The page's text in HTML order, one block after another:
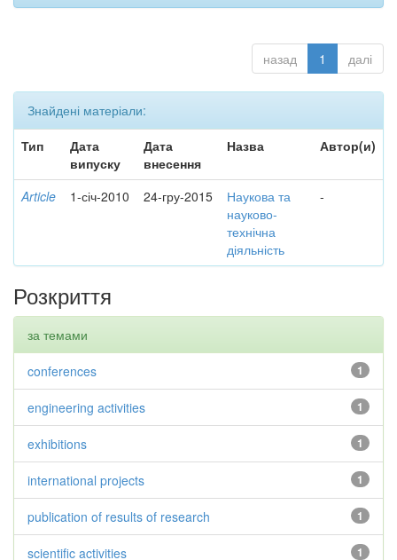
назад 1 далі
Знайдені матеріали:
Тип
Дата
випуску
Дата
внесення
Назва Автор(и)
Article 1-січ-2010 24-гру-2015
Наукова та
науково-
технічна
діяльність
-
Розкриття
за темами
1
conferences
1
engineering activities
1
exhibitions
1
international projects
1
publication of results of research
1
scientific activities